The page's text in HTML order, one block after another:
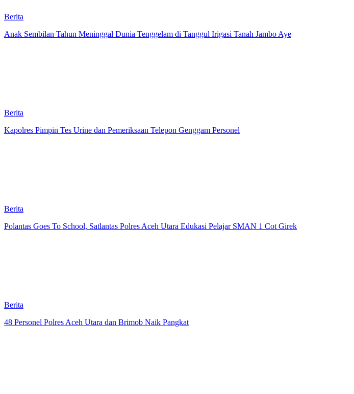
Berita
Anak Sembilan Tahun Meninggal Dunia Tenggelam di Tanggul Irigasi Tanah Jambo Aye
Berita
Kapolres Pimpin Tes Urine dan Pemeriksaan Telepon Genggam Personel
Berita
Polantas Goes To School, Satlantas Polres Aceh Utara Edukasi Pelajar SMAN 1 Cot Girek
Berita
48 Personel Polres Aceh Utara dan Brimob Naik Pangkat